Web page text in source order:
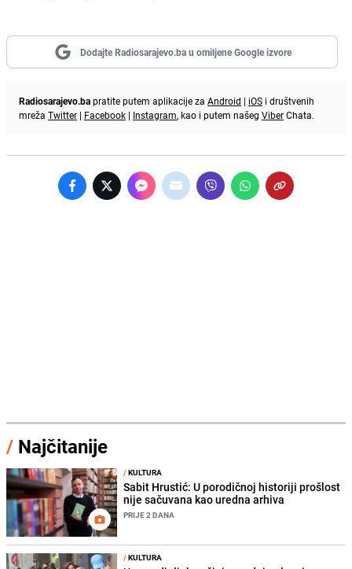
Dodajte Radiosarajevo.ba u omiljene Google izvore
Radiosarajevo.bapratite putem aplikacije za Android | iOS i društvenih
mreža Twitter | Facebook | Instagram, kao i putem našeg ViberChata.
/ Najčitanije
/KULTURA
Sabit Hrustić: U porodičnoj historiji prošlost
nije sačuvana kao uredna arhiva
PRIJE 2 DANA
/KULTURA